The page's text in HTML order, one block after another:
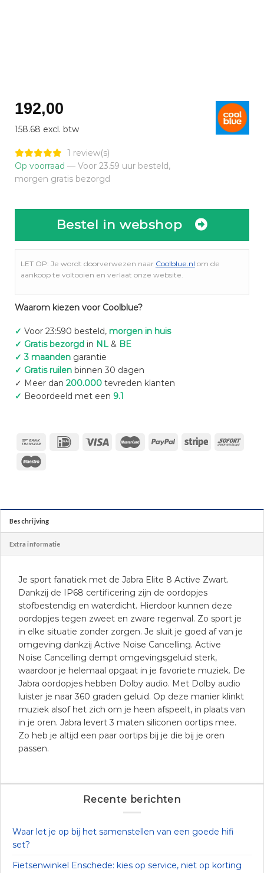
192,00
158.68 excl. btw
1 review(s)
Op voorraad — Voor 23.59 uur besteld,
morgen gratis bezorgd
Bestel in webshop
LET OP: Je wordt doorverwezen naar Coolblue.nl om de
aankoop te voltooien en verlaat onze website.
Waarom kiezen voor Coolblue?
✓ Voor 23:590 besteld, morgen in huis
✓ Gratis bezorgd in NL& BE
✓ 3 maanden garantie
✓ Gratis ruilenbinnen 30 dagen
✓ Meer dan 200.000tevreden klanten
✓ Beoordeeld met een 9.1
Beschrijving
Extra informatie
Je sport fanatiek met de Jabra Elite 8 Active Zwart.
Dankzij de IP68 certificering zijn de oordopjes
stofbestendig en waterdicht. Hierdoor kunnen deze
oordopjes tegen zweet en zware regenval. Zo sport je
in elke situatie zonder zorgen. Je sluit je goed af van je
omgeving dankzij Active Noise Cancelling. Active
Noise Cancelling dempt omgevingsgeluid sterk,
waardoor je helemaal opgaat in je favoriete muziek. De
Jabra oordopjes hebben Dolby audio. Met Dolby audio
luister je naar 360 graden geluid. Op deze manier klinkt
muziek alsof het zich om je heen afspeelt, in plaats van
in je oren. Jabra levert 3 maten siliconen oortips mee.
Zo heb je altijd een paar oortips bij je die bij je oren
passen.
Recente berichten
Waar let je op bij het samenstellen van een goede hifi
set?
Fietsenwinkel Enschede: kies op service, niet op korting